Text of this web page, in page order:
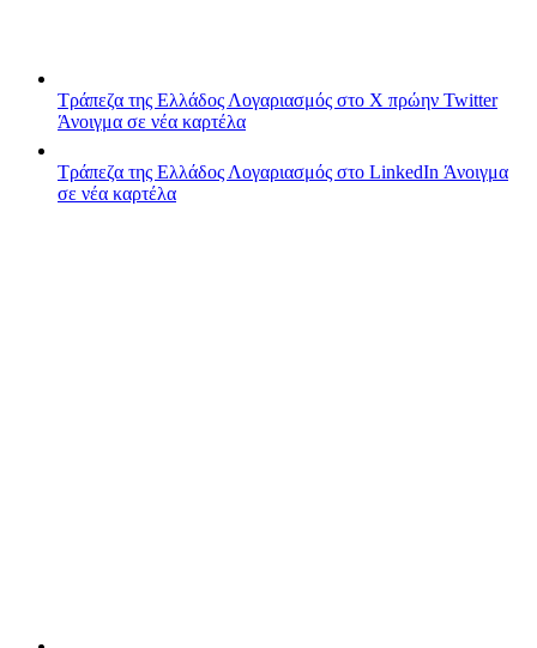
Τράπεζα της Ελλάδος Λογαριασμός στο X πρώην Twitter
Άνοιγμα σε νέα καρτέλα
Τράπεζα της Ελλάδος Λογαριασμός στο LinkedIn Άνοιγμα
σε νέα καρτέλα